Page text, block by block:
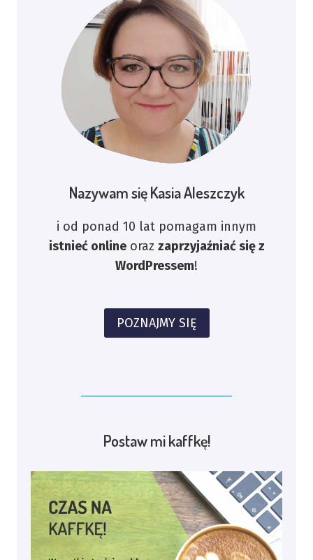
Nazywam się Kasia Aleszczyk
i od ponad 10 lat pomagam innym
istnieć onlineoraz zaprzyjaźniać się z
WordPressem!
POZNAJMY SIĘ
Postaw mi kaffkę!